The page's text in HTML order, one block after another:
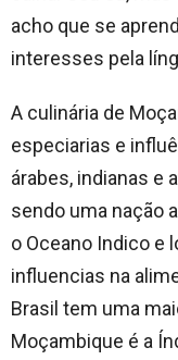
acho que se
interesses pela
A culinária de
especiarias e
árabes, indianas e
sendo uma nação
o Oceano Indico e
influencias na
Brasil tem uma
Moçambique é a